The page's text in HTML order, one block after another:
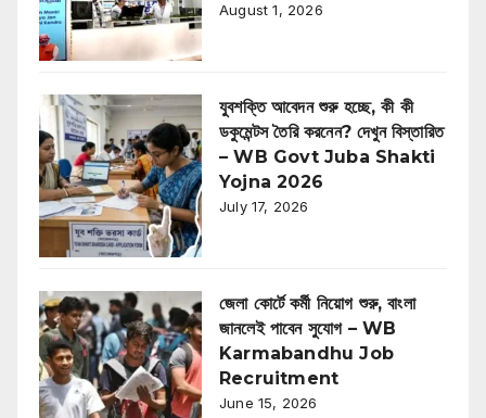
August 1, 2026
যুবশক্তি আবেদন শুরু হচ্ছে, কী কী
ডকুমেন্টস তৈরি করনেন? দেখুন বিস্তারিত
– WB Govt Juba Shakti
Yojna 2026
July 17, 2026
জেলা কোর্টে কর্মী নিয়োগ শুরু, বাংলা
জানলেই পাবেন সুযোগ – WB
Karmabandhu Job
Recruitment
June 15, 2026